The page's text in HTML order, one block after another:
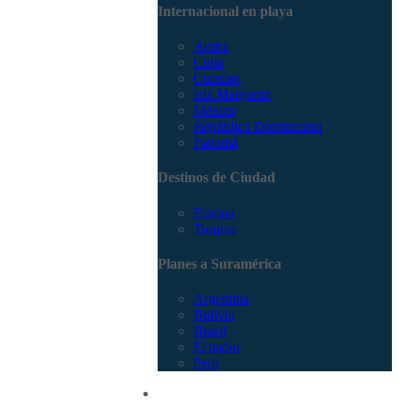
Internacional en playa
Aruba
Cuba
Curacao
Isla Margarita
México
República Dominicana
Panamá
Destinos de Ciudad
Europa
Turquía
Planes a Suramérica
Argentina
Bolivia
Brasil
Ecuador
Perú